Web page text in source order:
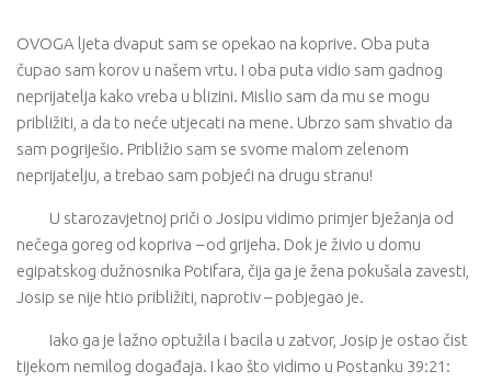
OVOGA ljeta dvaput sam se opekao na koprive. Oba puta
čupao sam korov u našem vrtu. I oba puta vidio sam gadnog
neprijatelja kako vreba u blizini. Mislio sam da mu se mogu
približiti, a da to neće utjecati na mene. Ubrzo sam shvatio da
sam pogriješio. Približio sam se svome malom zelenom
neprijatelju, a trebao sam pobjeći na drugu stranu!
U starozavjetnoj priči o Josipu vidimo primjer bježanja od
nečega goreg od kopriva –od grijeha. Dok je živio u domu
egipatskog dužnosnika Potifara, čija ga je žena pokušala zavesti,
Josip se nije htio približiti, naprotiv – pobjegao je.
Iako ga je lažno optužila i bacila u zatvor, Josip je ostao čist
tijekom nemilog događaja. I kao što vidimo u Postanku 39:21: